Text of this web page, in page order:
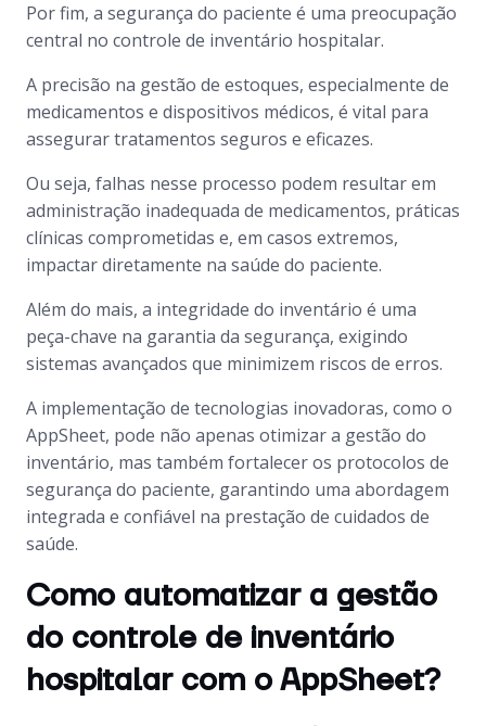
Por fim, a segurança do paciente é uma preocupação
central no controle de inventário hospitalar.
A precisão na gestão de estoques, especialmente de
medicamentos e dispositivos médicos, é vital para
assegurar tratamentos seguros e eficazes.
Ou seja, falhas nesse processo podem resultar em
administração inadequada de medicamentos, práticas
clínicas comprometidas e, em casos extremos,
impactar diretamente na saúde do paciente.
Além do mais, a integridade do inventário é uma
peça-chave na garantia da segurança, exigindo
sistemas avançados que minimizem riscos de erros.
A implementação de tecnologias inovadoras, como o
AppSheet, pode não apenas otimizar a gestão do
inventário, mas também fortalecer os protocolos de
segurança do paciente, garantindo uma abordagem
integrada e confiável na prestação de cuidados de
saúde.
Como automatizar a gestão
do controle de inventário
hospitalar com o AppSheet?